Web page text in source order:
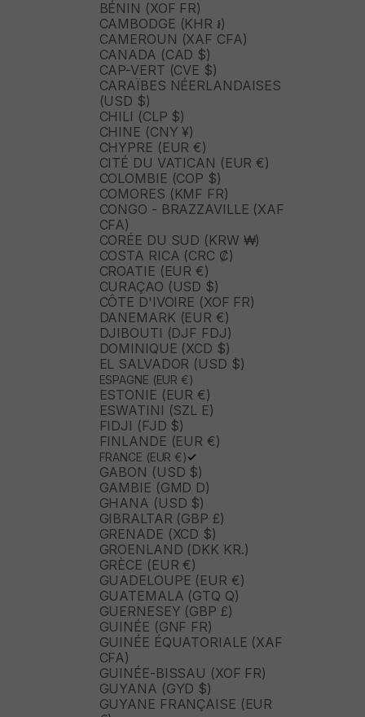
BÉNIN (XOF FR)
CAMBODGE (KHR ៛)
CAMEROUN (XAF CFA)
CANADA (CAD $)
CAP-VERT (CVE $)
CARAÏBES NÉERLANDAISES
(USD $)
CHILI (CLP $)
CHINE (CNY ¥)
CHYPRE (EUR €)
CITÉ DU VATICAN (EUR €)
COLOMBIE (COP $)
COMORES (KMF FR)
CONGO - BRAZZAVILLE (XAF
CFA)
CORÉE DU SUD (KRW ₩)
COSTA RICA (CRC ₡)
CROATIE (EUR €)
CURAÇAO (USD $)
CÔTE D'IVOIRE (XOF FR)
DANEMARK (EUR €)
DJIBOUTI (DJF FDJ)
DOMINIQUE (XCD $)
EL SALVADOR (USD $)
ESPAGNE (EUR €)
ESTONIE (EUR €)
ESWATINI (SZL E)
FIDJI (FJD $)
FINLANDE (EUR €)
FRANCE (EUR €)
GABON (USD $)
GAMBIE (GMD D)
GHANA (USD $)
GIBRALTAR (GBP £)
GRENADE (XCD $)
GROENLAND (DKK KR.)
GRÈCE (EUR €)
GUADELOUPE (EUR €)
GUATEMALA (GTQ Q)
GUERNESEY (GBP £)
GUINÉE (GNF FR)
GUINÉE ÉQUATORIALE (XAF
CFA)
GUINÉE-BISSAU (XOF FR)
GUYANA (GYD $)
GUYANE FRANÇAISE (EUR